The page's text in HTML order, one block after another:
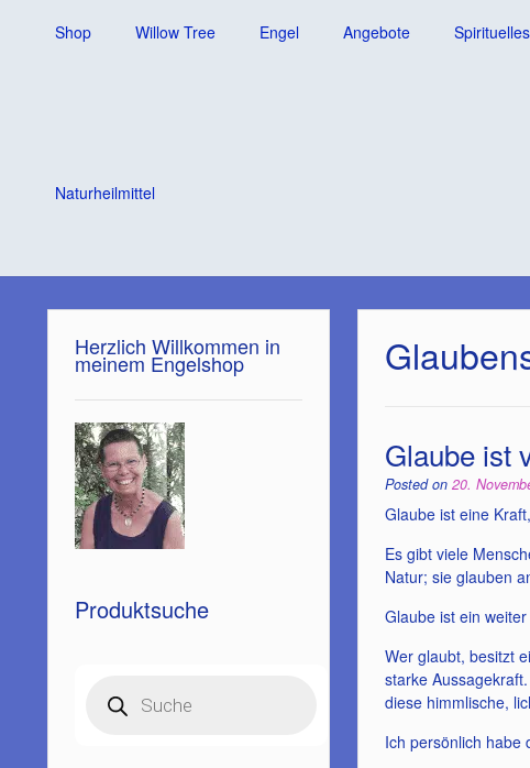
Shop Willow Tree Engel Angebote Spirituelles
Naturheilmittel
Glaube ist
Posted on20.
Glaube ist eine
Es gibt viele
Natur; sie glauben
Glaube ist ein
Wer glaubt, besitzt
starke
diese himmlische,
Ich persönlich habe
Herzlich Willkommen in
meinem Engelshop
Produktsuche
search